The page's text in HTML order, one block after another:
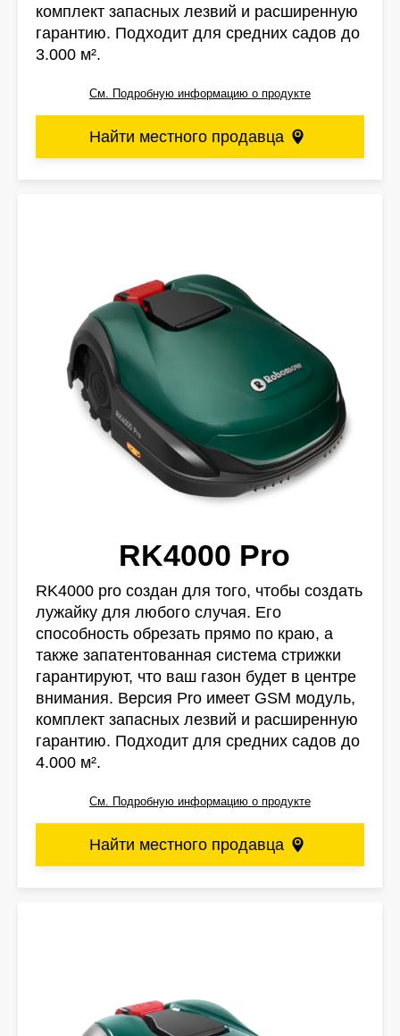
комплект запасных лезвий и расширенную
гарантию. Подходит для средних садов до
3.000 м².
См. Подробную информацию о продукте
Найти местного продавца
RK4000 Pro
RK4000 pro создан для того, чтобы создать
лужайку для любого случая. Его
способность обрезать прямо по краю, а
также запатентованная система стрижки
гарантируют, что ваш газон будет в центре
внимания. Версия Pro имеет GSM модуль,
комплект запасных лезвий и расширенную
гарантию. Подходит для средних садов до
4.000 м².
См. Подробную информацию о продукте
Найти местного продавца